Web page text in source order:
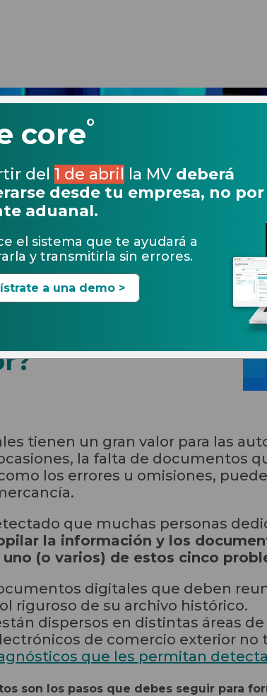
expediente de
tienen un gran valor para las
la falta de documentos
los errores u omisiones,
que muchas personas
la información y los
(o varios) de estos cinco
digitales que deben
riguroso de su archivo histórico.
dispersos en distintas áreas
de comercio exterior no
que les permitan
son los pasos que debes seguir para
core°
del 1 de abril la MV deberá
desde tu empresa, no por
aduanal.
el sistema que te ayudará a
y transmitirla sin errores.
a una demo >